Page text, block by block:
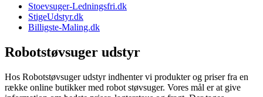
Stoevsuger-Ledningsfri.dk
StigeUdstyr.dk
Billigste-Maling.dk
Robotstøvsuger udstyr
Hos Robotstøvsuger udstyr indhenter vi produkter og priser fra en
række online butikker med robot støvsuger. Vores mål er at give